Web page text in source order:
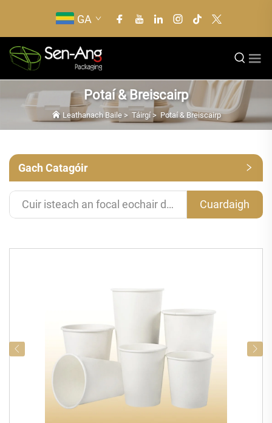
GA
Potaí & Breiscairp
Leathanach Baile> Táirgí> Potaí & Breiscairp
Gach Catagóir
Cuardaigh